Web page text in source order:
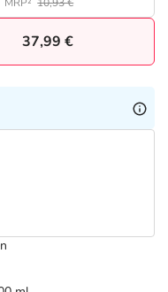
37,99 €